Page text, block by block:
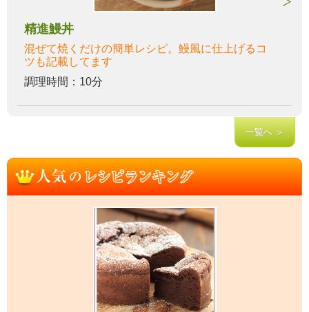
精進鰻丼
混ぜて焼くだけの簡単レシピ。鰻風に仕上げるコ
ツも記載してます
調理時間：10分
一覧へ ＞